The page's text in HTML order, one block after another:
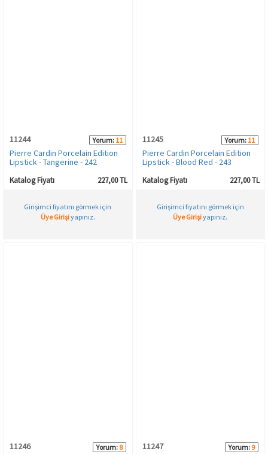
11244 Yorum: 11
Pierre Cardin Porcelain Edition
Lipstick - Tangerine - 242
Katalog Fiyatı 227,00 TL
Girişimci fiyatını görmek için
Üye Girişiyapınız.
11245 Yorum: 11
Pierre Cardin Porcelain Edition
Lipstick - Blood Red - 243
Katalog Fiyatı 227,00 TL
Girişimci fiyatını görmek için
Üye Girişiyapınız.
11246 Yorum: 8 11247 Yorum: 9